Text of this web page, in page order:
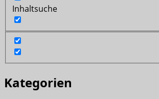
Inhaltsuche
Kategorien